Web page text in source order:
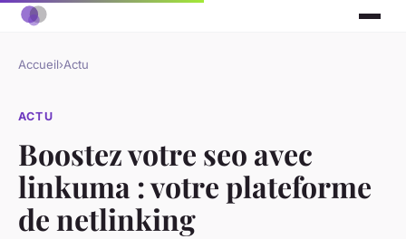
Accueil›Actu
ACTU
Boostez votre seo avec
linkuma : votre plateforme
de netlinking